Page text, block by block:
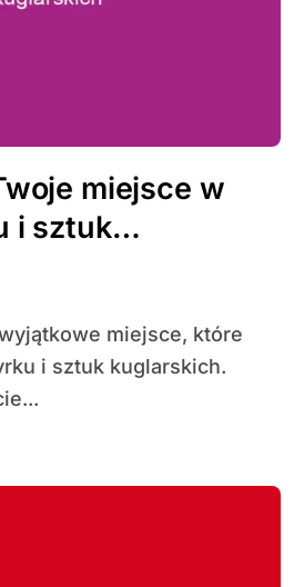
miejsce w
i sztuk
i sztuk kuglarskich.